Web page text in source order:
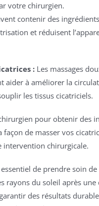
votre chirurgien.
contenir des
et réduisent
: Les massages
aider à améliorer la
les tissus cicatriciels.
pour obtenir des
façon de masser vos
intervention chirurgicale.
de prendre soin de
rayons du soleil après
des résultats